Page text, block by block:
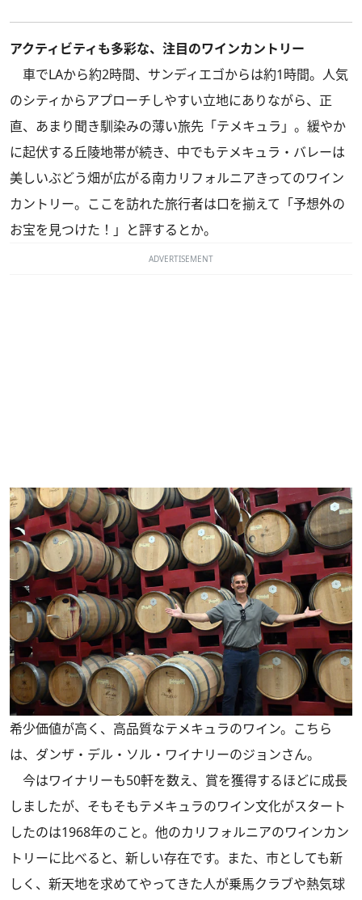
アクティビティも多彩な、注目のワインカントリー
車でLAから約2時間、サンディエゴからは約1時間。人気
のシティからアプローチしやすい立地にありながら、正
直、あまり聞き馴染みの薄い旅先「テメキュラ」。緩やか
に起伏する丘陵地帯が続き、中でもテメキュラ・バレーは
美しいぶどう畑が広がる南カリフォルニアきってのワイン
カントリー。ここを訪れた旅行者は口を揃えて「予想外の
お宝を見つけた！」と評するとか。
ADVERTISEMENT
希少価値が高く、高品質なテメキュラのワイン。こちら
は、ダンザ・デル・ソル・ワイナリーのジョンさん。
今はワイナリーも50軒を数え、賞を獲得するほどに成長
しましたが、そもそもテメキュラのワイン文化がスタート
したのは1968年のこと。他のカリフォルニアのワインカン
トリーに比べると、新しい存在です。また、市としても新
しく、新天地を求めてやってきた人が乗馬クラブや熱気球